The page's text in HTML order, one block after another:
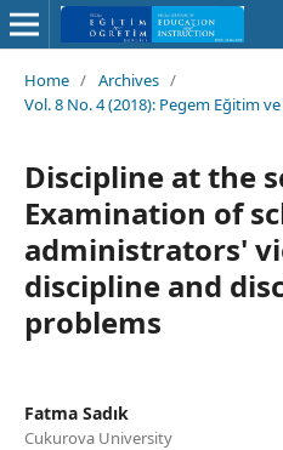
Home / Archives /
Vol. 8 No. 4 (2018): Pegem Eğitim
Discipline at the
Examination of
administrators'
discipline and
problems
Fatma Sadık
Cukurova University